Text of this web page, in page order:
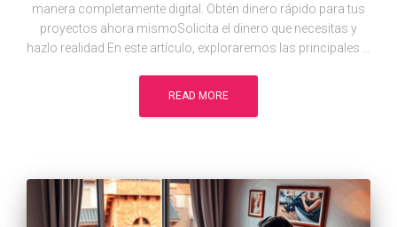
manera completamente digital. Obtén dinero rápido para tus
proyectos ahora mismoSolicita el dinero que necesitas y
hazlo realidad En este artículo, exploraremos las principales …
READ MORE